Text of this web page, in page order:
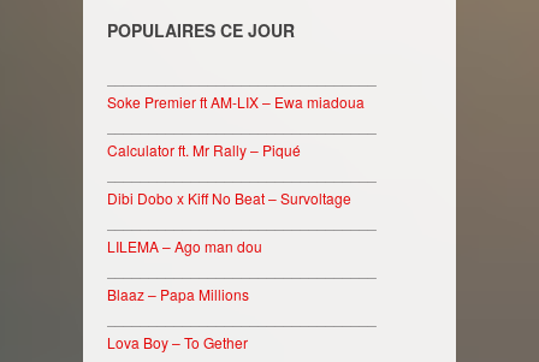
POPULAIRES CE JOUR
Soke Premier ft AM-LIX – Ewa miadoua
Calculator ft. Mr Rally – Piqué
Dibi Dobo x Kiff No Beat – Survoltage
LILEMA – Ago man dou
Blaaz – Papa Millions
Lova Boy – To Gether